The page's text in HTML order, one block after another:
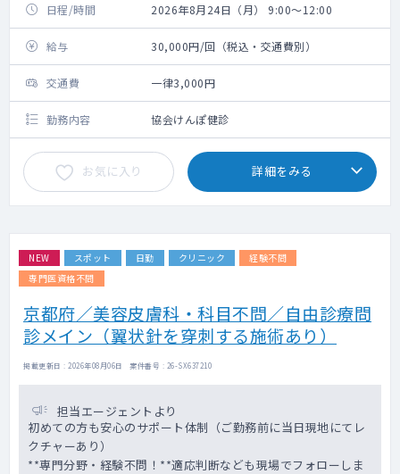
日程/時間 2026年8月24日（月） 9:00～12:00
給与 30,000円/回（税込・交通費別）
交通費 一律3,000円
勤務内容 協会けんぽ健診
お気に入り 詳細をみる
NEW スポット 日勤 クリニック
経験不問
専門医資格不問
京都府／美容皮膚科・科目不問／自由診療問
診メイン（翼状針を穿刺する施術あり）
掲載更新日 : 2026年08月06日 案件番号 : 26-SX637210
担当エージェントより
初めての方も安心のサポート体制（ご勤務前に当日現地にてレ
クチャーあり）
**専門分野・経験不問！**適応判断なども現場でフォローしま